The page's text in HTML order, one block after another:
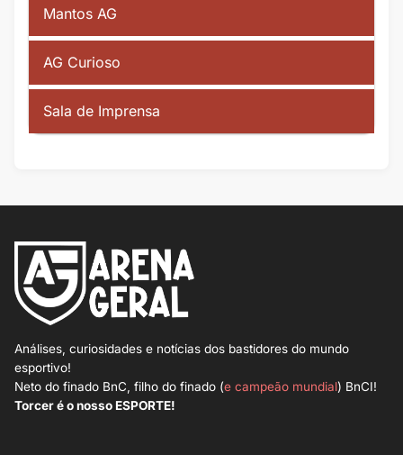
Mantos AG
AG Curioso
Sala de Imprensa
Análises, curiosidades e notícias dos bastidores do mundo
esportivo!
Neto do finado BnC, filho do finado (e campeão mundial) BnCI!
Torcer é o nosso ESPORTE!